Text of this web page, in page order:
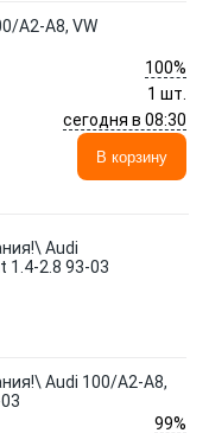
A2-A8, VW
100%
1 шт.
сегодня в 08:30
В корзину
Audi
1.4-2.8 93-03
Audi 100/A2-A8,
99%